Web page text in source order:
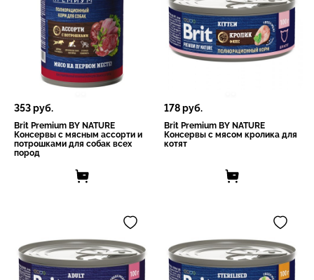
353руб.
Brit Premium BY NATURE
Консервы с мясным ассорти и
потрошками для собак всех
пород
178руб.
Brit Premium BY NATURE
Консервы с мясом кролика для
котят